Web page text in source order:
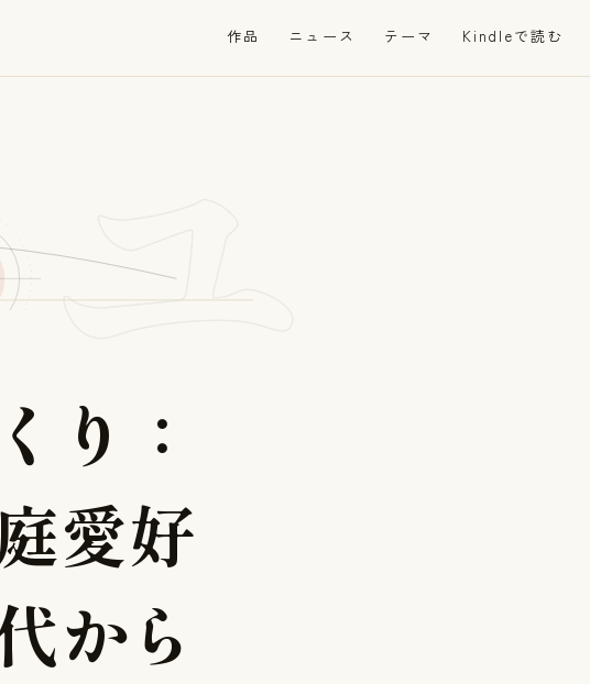
作品 ニュース テーマ Kindleで読む
く り ：
愛好
から